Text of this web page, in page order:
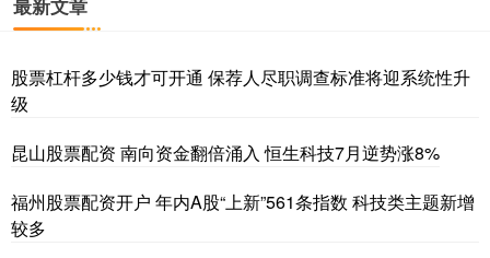
最新文章
股票杠杆多少钱才可开通 保荐人尽职调查标准将迎系统性升
级
昆山股票配资 南向资金翻倍涌入 恒生科技7月逆势涨8%
福州股票配资开户 年内A股“上新”561条指数 科技类主题新增
较多